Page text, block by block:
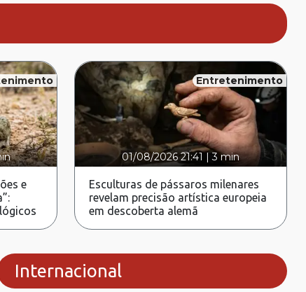
e
Entretenimento
01/08/2026 21:41 |3 min
Esculturas de pássaros milenares
revelam precisão artística europeia
em descoberta alemã
Internacional